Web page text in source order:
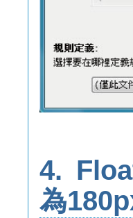
4.
為